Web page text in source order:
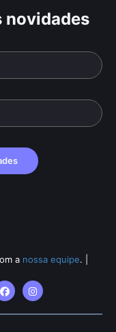
novidades
a nossa equipe.